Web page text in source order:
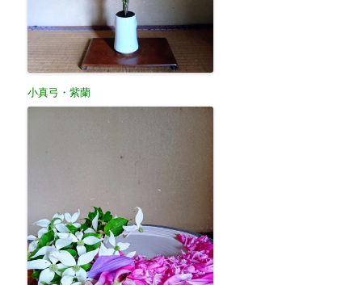
小真弓・紫蘭